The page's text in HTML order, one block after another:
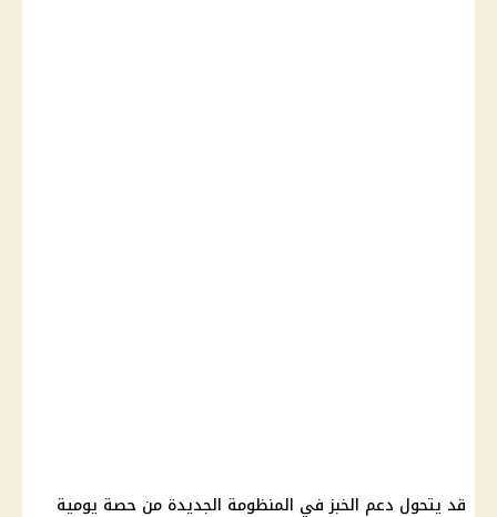
قد يتحول دعم الخبز في المنظومة الجديدة من حصة يومية